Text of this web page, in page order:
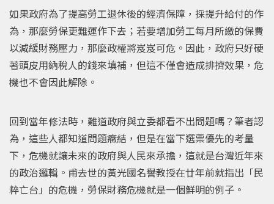
如果政府為了提高勞工退休後的經濟保障，採提升給付的作
為，那麼勞保更難運作下去；若要增加勞工每月所繳的保費
以減緩財務壓力，那麼政權將岌岌可危。因此，政府只好硬
著頭皮用納稅人的錢來填補，但這不僅會造成排擠效果，危
機也不會因此解除。
回到當年修法時，難道政府與立委都看不出問題嗎？筆者認
為，這些人都知道問題癥結，但是在當下選票優先的考量
下，危機就讓未來的政府與人民來承擔，這就是台灣近年來
的政治邏輯。甫去世的黃光國名譽教授在廿年前就指出「民
粹亡台」的危機，勞保財務危機就是一個鮮明的例子。